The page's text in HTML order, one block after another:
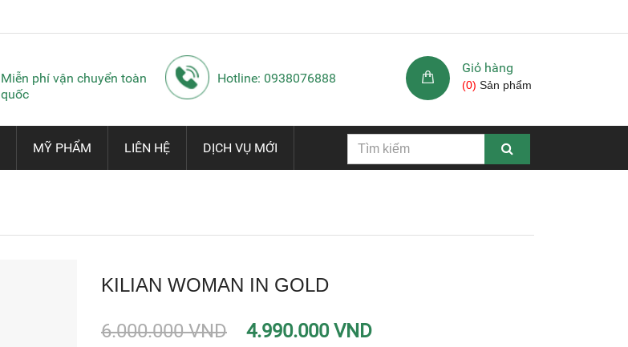
Miễn phí vận chuyển toàn
quốc
Hotline: 0938076888
Giỏ hàng
(0) Sản phẩm
MỸ PHẨM LIÊN HỆ DỊCH VỤ MỚI
KILIAN WOMAN IN GOLD
6.000.000 VND 4.990.000 VND